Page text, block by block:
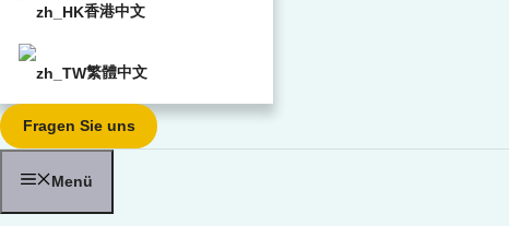
香港中文
繁體中文
Fragen Sie uns
Menü